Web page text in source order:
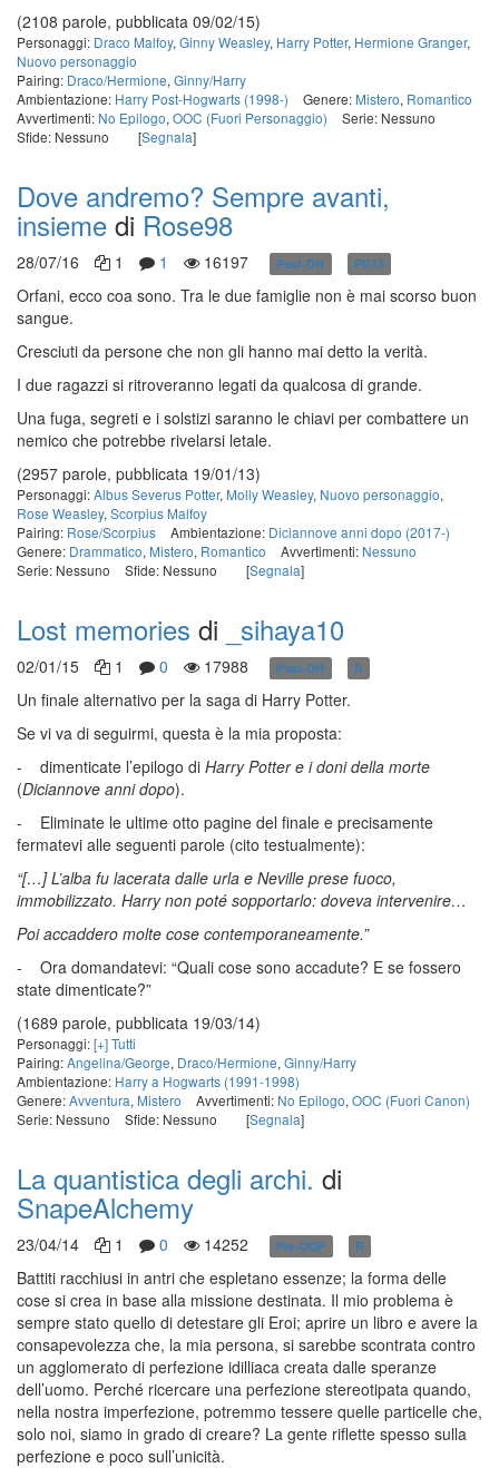
(2108 parole, pubblicata 09/02/15)
Personaggi: Draco Malfoy, Ginny Weasley, Harry Potter, Hermione Granger,
Nuovo personaggio
Pairing: Draco/Hermione, Ginny/Harry
Ambientazione: Harry Post-Hogwarts (1998-) Genere: Mistero, Romantico
Avvertimenti: No Epilogo, OOC (Fuori Personaggio)
Serie: Nessuno
Sfide: Nessuno
[Segnala]
Dove andremo? Sempre avanti,
insieme di Rose98
28/07/16 1 1 16197 Post-DH PG13
Orfani, ecco coa sono. Tra le due famiglie non è mai scorso buon
sangue.
Cresciuti da persone che non gli hanno mai detto la verità.
I due ragazzi si ritroveranno legati da qualcosa di grande.
Una fuga, segreti e i solstizi saranno le chiavi per combattere un
nemico che potrebbe rivelarsi letale.
(2957 parole, pubblicata 19/01/13)
Personaggi:Albus Severus Potter, Molly Weasley, Nuovo personaggio,
Rose Weasley, Scorpius Malfoy
Pairing: Rose/Scorpius Ambientazione: Diciannove anni dopo (2017-)
Genere: Drammatico, Mistero, Romantico Avvertimenti: Nessuno
Serie: Nessuno
Sfide: Nessuno [Segnala]
Lost memories di _sihaya10
02/01/15 1 0 17988 Post-DH R
Un finale alternativo per la saga di Harry Potter.
Se vi va di seguirmi, questa è la mia proposta:
- dimenticate l’epilogo di Harry Potter e i doni della morte
(Diciannove anni dopo).
- Eliminate le ultime otto pagine del finale e precisamente
fermatevi alle seguenti parole (cito testualmente):
“[…] L’alba fu lacerata dalle urla e Neville prese fuoco,
immobilizzato. Harry non poté sopportarlo: doveva intervenire…
Poi accaddero molte cose contemporaneamente.”
- Ora domandatevi: “Quali cose sono accadute? E se fossero
state dimenticate?”
(1689 parole, pubblicata 19/03/14)
Personaggi:[+] Tutti
Pairing:Angelina/George, Draco/Hermione, Ginny/Harry
Ambientazione: Harry a Hogwarts (1991-1998)
Genere:Avventura, Mistero Avvertimenti: No Epilogo, OOC (Fuori Canon)
Serie: Nessuno
Sfide: Nessuno [Segnala]
La quantistica degli archi. di
SnapeAlchemy
23/04/14 1 0 14252 Pre-OOP R
Battiti racchiusi in antri che espletano essenze; la forma delle
cose si crea in base alla missione destinata. Il mio problema è
sempre stato quello di detestare gli Eroi; aprire un libro e avere la
consapevolezza che, la mia persona, si sarebbe scontrata contro
un agglomerato di perfezione idilliaca creata dalle speranze
dell’uomo. Perché ricercare una perfezione stereotipata quando,
nella nostra imperfezione, potremmo tessere quelle particelle che,
solo noi, siamo in grado di creare? La gente riflette spesso sulla
perfezione e poco sull’unicità.